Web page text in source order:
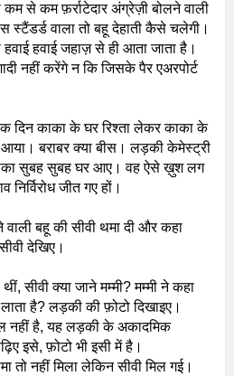
से कम फ़र्राटेदार अंग्रेज़ी बोलने वाली
स्टैंडर्ड वाला तो बहू देहाती कैसे चलेगी।
हवाई जहाज़ से ही आता जाता है।
नहीं करेंगे न कि जिसके पैर एअरपोर्ट
दिन काका के घर रिश्ता लेकर काका के
आया। बराबर क्या बीस। लड़की केमेस्ट्री
सुबह सुबह घर आए। वह ऐसे ख़ुश लग
जीत गए हों।
बहू की सीवी थमा दी और कहा
देखिए।
सीवी क्या जाने मम्मी? मम्मी ने कहा
है? लड़की की फ़ोटो दिखाइए।
नहीं है, यह लड़की के अकादमिक
इसे, फ़ोटो भी इसी में है।
तो नहीं मिला लेकिन सीवी मिल गई।